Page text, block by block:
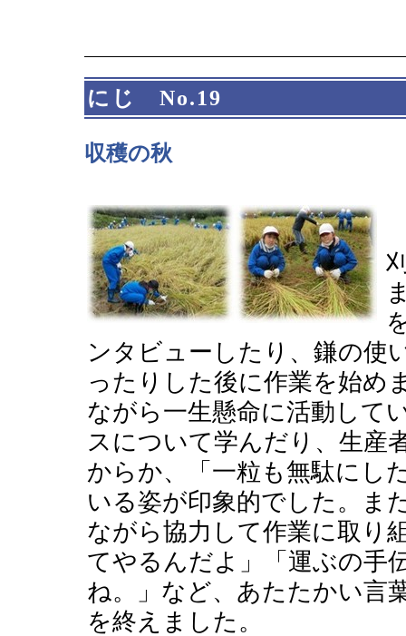
にじ No.19
収穫の秋
ンタビューしたり、鎌の使
ったりした後に作業を始め
ながら一生懸命に活動して
スについて学んだり、生産
からか、「一粒も無駄にし
いる姿が印象的でした。ま
ながら協力して作業に取り
てやるんだよ」「運ぶの手
ね。」など、あたたかい言
を終えました。